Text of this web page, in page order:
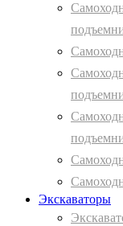
Экскаваторы